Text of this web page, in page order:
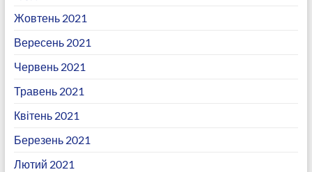
Жовтень 2021
Вересень 2021
Червень 2021
Травень 2021
Квітень 2021
Березень 2021
Лютий 2021